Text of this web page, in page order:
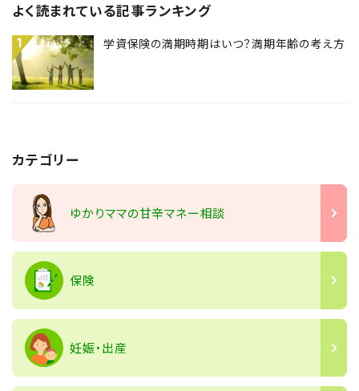
よく読まれている記事ランキング
1 学資保険の満期時期はいつ？満期年齢の考え方
カテゴリー
ゆかりママの甘辛マネー相談
保険
妊娠・出産